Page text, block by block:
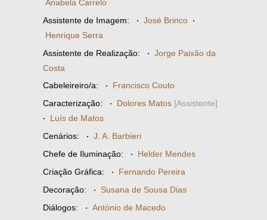
Anabela Carrelo
Assistente de Imagem: · José Brinco ·
Henrique Serra
Assistente de Realização: · Jorge Paixão da
Costa
Cabeleireiro/a: · Francisco Couto
Caracterização: · Dolores Matos [Assistente]
· Luís de Matos
Cenários: · J. A. Barbieri
Chefe de Iluminação: · Helder Mendes
Criação Gráfica: · Fernando Pereira
Decoração: · Susana de Sousa Dias
Diálogos: · António de Macedo